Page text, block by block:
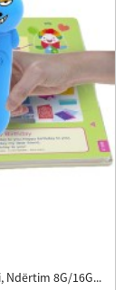
Ndërtim 8G/16G...